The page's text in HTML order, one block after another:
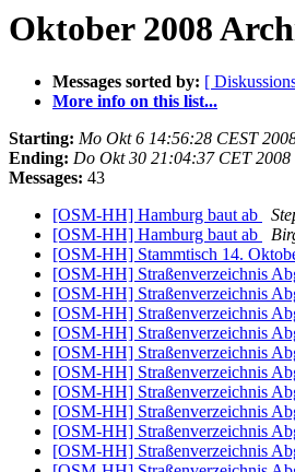
Oktober 2008
Messages sorted by: [
More info on this list...
Starting: Mo Okt 6 14:56:28 CEST
Ending: Do Okt 30 21:04:37 CET 2008
Messages: 43
[OSM-HH] Hamburg baut ab
[OSM-HH] Hamburg baut ab
[OSM-HH] Stammtisch 14.
[OSM-HH] Straßenverzeichnis
[OSM-HH] Straßenverzeichnis
[OSM-HH] Straßenverzeichnis
[OSM-HH] Straßenverzeichnis
[OSM-HH] Straßenverzeichnis
[OSM-HH] Straßenverzeichnis
[OSM-HH] Straßenverzeichnis
[OSM-HH] Straßenverzeichnis
[OSM-HH] Straßenverzeichnis
[OSM-HH] Straßenverzeichnis